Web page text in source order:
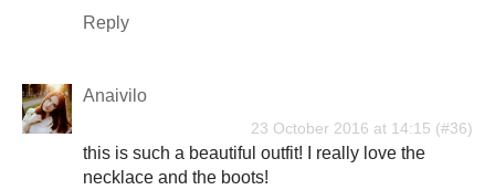
Reply
Anaivilo
23 October 2016 at 14:15
this is such a beautiful outfit! I really love the
necklace and the boots!